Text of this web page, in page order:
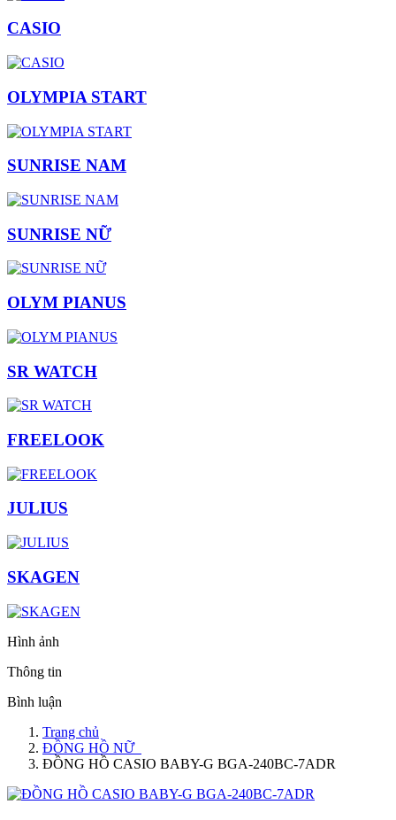
CASIO
OLYMPIA START
SUNRISE NAM
SUNRISE NỮ
OLYM PIANUS
SR WATCH
FREELOOK
JULIUS
SKAGEN
Hình ảnh
Thông tin
Bình luận
Trang chủ
ĐỒNG HỒ NỮ
ĐỒNG HỒ CASIO BABY-G BGA-240BC-7ADR